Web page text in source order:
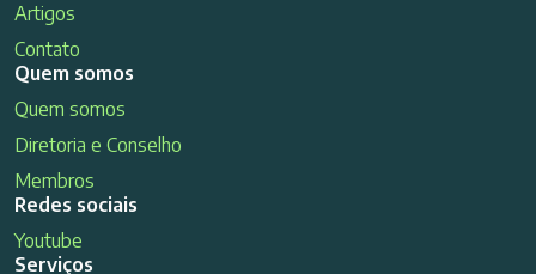
Artigos
Contato
Quem somos
Quem somos
Diretoria e Conselho
Membros
Redes sociais
Youtube
Serviços